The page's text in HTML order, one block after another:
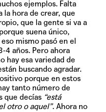
ejemplos. Falta
la hora de crear, que
que la gente si va a
suena único,
mismo pasó en el
4 años. Pero ahora
hay esa variedad de
buscando agradar.
porque en estos
tanto número de
que decías “está
otro o aquel”. Ahora no